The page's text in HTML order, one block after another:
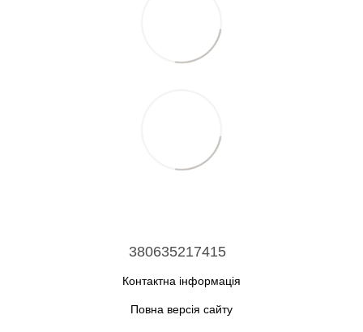
380635217415
Контактна інформація
Повна версія сайту